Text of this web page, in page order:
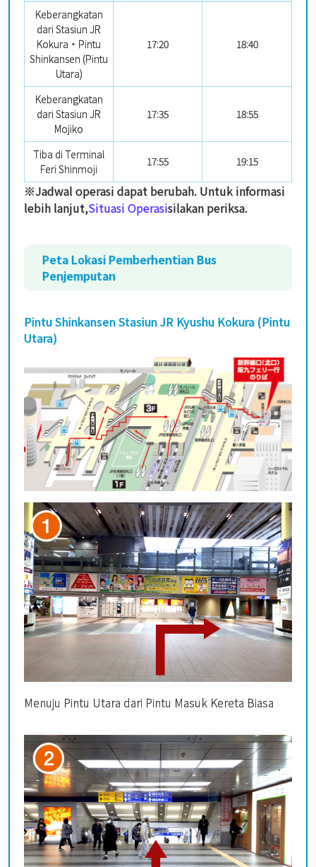
Keberangkatan
dari Stasiun JR
Kokura・Pintu
Shinkansen (Pintu
Utara)
17:20 18:40
Keberangkatan
dari Stasiun JR
Mojiko
17:35 18:55
Tiba di Terminal
Feri Shinmoji
17:55 19:15
※Jadwal operasi dapat berubah. Untuk informasi
lebih lanjut,Situasi Operasisilakan periksa.
Peta Lokasi Pemberhentian Bus
Penjemputan
Pintu Shinkansen Stasiun JR Kyushu Kokura (Pintu
Utara)
Menuju Pintu Utara dari Pintu Masuk Kereta Biasa